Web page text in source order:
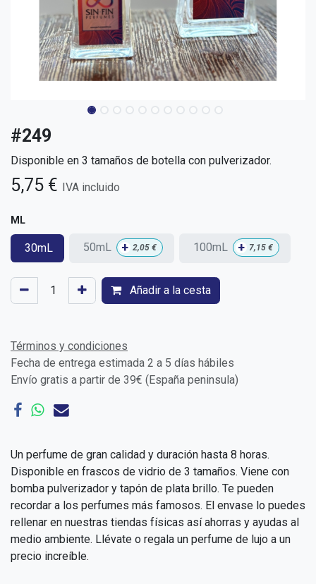
#249
Disponible en 3 tamaños de botella con pulverizador.
5,75 € IVA incluido
ML
30mL 50mL + 2,05 € 100mL + 7,15 €
Añadir a la cesta
Términos y condiciones
Fecha de entrega estimada 2 a 5 días hábiles
Envío gratis a partir de 39€ (España peninsula)
Un perfume de gran calidad y duración hasta 8 horas.
Disponible en frascos de vidrio de 3 tamaños. Viene con
bomba pulverizador y tapón de plata brillo. Te pueden
recordar a los perfumes más famosos. El envase lo puedes
rellenar en nuestras tiendas físicas así ahorras y ayudas al
medio ambiente. Llévate o regala un perfume de lujo a un
precio increíble.